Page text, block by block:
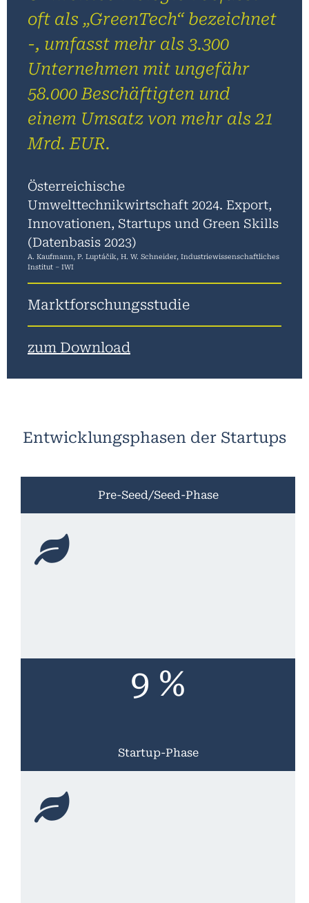
oft als „GreenTech“ bezeichnet
-, umfasst mehr als 3.300
Unternehmen mit ungefähr
58.000 Beschäftigten und
einem Umsatz von mehr als 21
Mrd. EUR.
Österreichische
Umwelttechnikwirtschaft 2024. Export,
Innovationen, Startups und Green Skills
(Datenbasis 2023)
A. Kaufmann, P. Luptáčik, H. W. Schneider, Industriewissenschaftliches
Institut – IWI
Marktforschungsstudie
zum Download
Entwicklungsphasen der Startups
Pre-Seed/Seed-Phase
9 %
Startup-Phase